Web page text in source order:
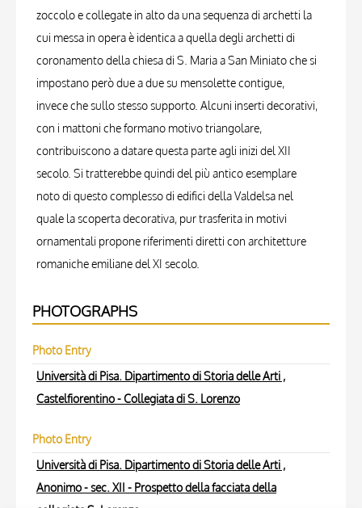
zoccolo e collegate in alto da una sequenza di archetti la
cui messa in opera è identica a quella degli archetti di
coronamento della chiesa di S. Maria a San Miniato che si
impostano però due a due su mensolette contigue,
invece che sullo stesso supporto. Alcuni inserti decorativi,
con i mattoni che formano motivo triangolare,
contribuiscono a datare questa parte agli inizi del XII
secolo. Si tratterebbe quindi del più antico esemplare
noto di questo complesso di edifici della Valdelsa nel
quale la scoperta decorativa, pur trasferita in motivi
ornamentali propone riferimenti diretti con architetture
romaniche emiliane del XI secolo.
PHOTOGRAPHS
Photo Entry
Università di Pisa. Dipartimento di Storia delle Arti ,
Castelfiorentino - Collegiata di S. Lorenzo
Photo Entry
Università di Pisa. Dipartimento di Storia delle Arti ,
Anonimo - sec. XII - Prospetto della facciata della